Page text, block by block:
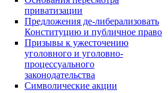
приватизации
Предложения де-либерализовать
Конституцию и публичное право
Призывы к ужесточению
уголовного и уголовно-
процессуального
законодательства
Символические акции